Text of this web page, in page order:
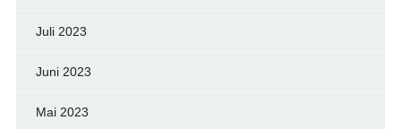
Juli 2023
Juni 2023
Mai 2023